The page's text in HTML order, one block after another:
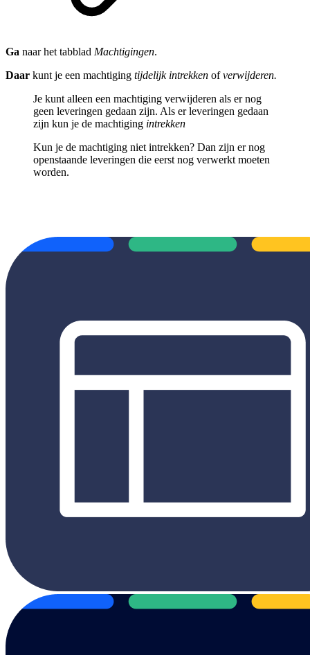
Ga naar het tabblad Machtigingen.
Daar kunt je een machtiging tijdelijk intrekken ofverwijderen.
Je kunt alleen een machtiging verwijderen als er nog
geen leveringen gedaan zijn. Als er leveringen gedaan
zijn kun je de machtiging intrekken
Kun je de machtiging niet intrekken? Dan zijn er nog
openstaande leveringen die eerst nog verwerkt moeten
worden.